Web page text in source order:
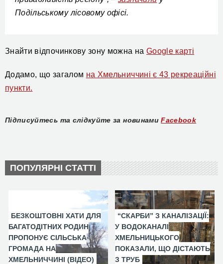
Подільському лісовому офісі.
Знайти відпочинкову зону можна на Google карті
Додамо, що загалом на Хмельниччині є 43 рекреаційні
пункти.
Підписуйтесь та слідкуйте за новинами Facebook
ПОПУЛЯРНІ СТАТТІ
БЕЗКОШТОВНІ ХАТИ ДЛЯ
БАГАТОДІТНИХ РОДИН
ПРОПОНУЄ СІЛЬСЬКА
ГРОМАДА НА
ХМЕЛЬНИЧЧИНІ (ВІДЕО)
“СКАРБИ” З КАНАЛІЗАЦІЇ:
У ВОДОКАНАЛІ
ХМЕЛЬНИЦЬКОГО
ПОКАЗАЛИ, ЩО ДІСТАЮТЬ
З ТРУБ